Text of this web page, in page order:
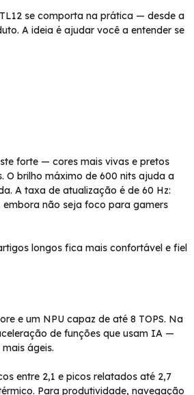
se comporta na prática — desde a
A ideia é ajudar você a entender se
forte — cores mais vivas e pretos
O brilho máximo de 600 nits ajuda a
A taxa de atualização é de 60 Hz:
não seja foco para gamers
longos fica mais confortável e fiel
e um NPU capaz de até 8 TOPS. Na
de funções que usam IA —
ágeis.
entre 2,1 e picos relatados até 2,7
Para produtividade, navegação